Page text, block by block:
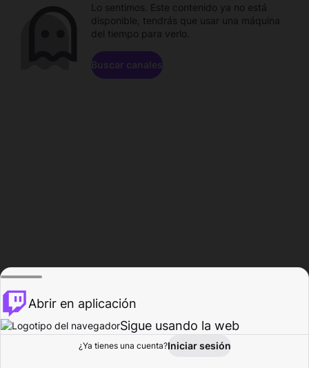
Explorar Actividad
Lo sentimos. Este contenido ya no está
disponible, tendrás que usar una máquina
del tiempo para verlo.
Buscar canales
Abrir en aplicación
Sigue usando la web
¿Ya tienes una cuenta?Iniciar sesión